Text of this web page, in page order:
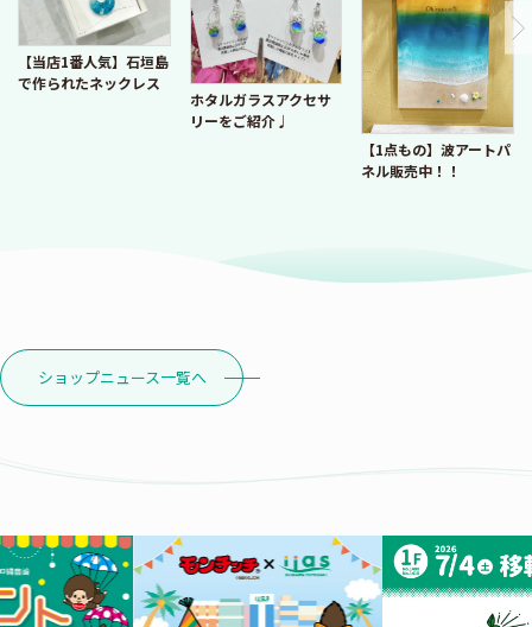
【当店1番人気】石垣島
で作られたネックレス
ホタルガラスアクセサ
リーをご紹介♩
【1点もの】波アートパ
ネル販売中！！
ショップニュース一覧へ